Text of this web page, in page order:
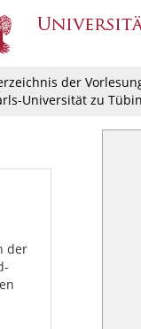
der
Universität zu
der